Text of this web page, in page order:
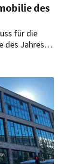
des
für die
des Jahres
2023.